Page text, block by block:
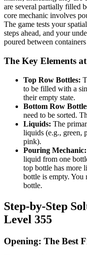
are several partially filled
core mechanic involves
The game tests your
steps ahead, and your
poured between
The Key Elements
Top Row Bottles:
to be filled with a
their empty state.
Bottom Row
need to be sorted.
Liquids: The
liquids (e.g., green,
pink).
Pouring Mechanic:
liquid from one
top bottle has more
bottle is empty. You
bottle.
Step-by-Step
Level 355
Opening: The Best